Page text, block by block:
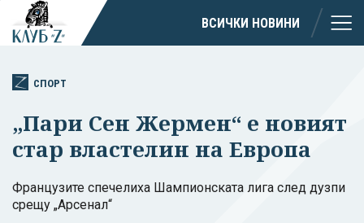
ВСИЧКИ НОВИНИ
СПОРТ
„Пари Сен Жермен“ е новият
стар властелин на Европа
Французите спечелиха Шампионската лига след дузпи
срещу „Арсенал“